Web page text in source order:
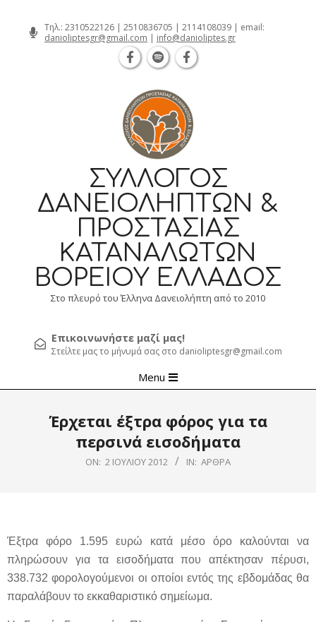
Τηλ.: 2310522126 | 2510836705 | 2114108039 | email:
danioliptesgr@gmail.com | info@danioliptes.gr
ΣΎΛΛΟΓΟΣ
ΔΑΝΕΙΟΛΗΠΤΏΝ &
ΠΡΟΣΤΑΣΊΑΣ
ΚΑΤΑΝΑΛΩΤΏΝ
ΒΟΡΕΊΟΥ ΕΛΛΆΔΟΣ
Στο πλευρό του Έλληνα Δανειολήπτη από το 2010
Επικοινωνήστε μαζί μας!
Στείλτε μας το μήνυμά σας στο danioliptesgr@gmail.com
Navigation
Menu
Έρχεται έξτρα φόρος για τα
περσινά εισοδήματα
ON: 2 ΙΟΥΛΊΟΥ 2012 IN: ΆΡΘΡΑ
Έξτρα φόρο 1.595 ευρώ κατά μέσο όρο καλούνται να
πληρώσουν για τα εισοδήματα που απέκτησαν πέρυσι,
338.732 φορολογούμενοι οι οποίοι εντός της εβδομάδας θα
παραλάβουν το εκκαθαριστικό σημείωμα.